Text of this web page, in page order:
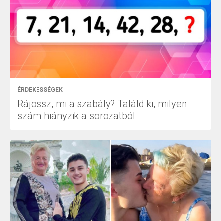
ÉRDEKESSÉGEK
Rájössz, mi a szabály? Találd ki, milyen
szám hiányzik a sorozatból